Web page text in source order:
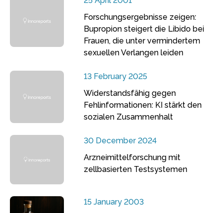
Forschungsergebnisse zeigen:
Bupropion steigert die Libido bei
Frauen, die unter vermindertem
sexuellen Verlangen leiden
13 February 2025
Widerstandsfähig gegen
Fehlinformationen: KI stärkt den
sozialen Zusammenhalt
30 December 2024
Arzneimittelforschung mit
zellbasierten Testsystemen
15 January 2003